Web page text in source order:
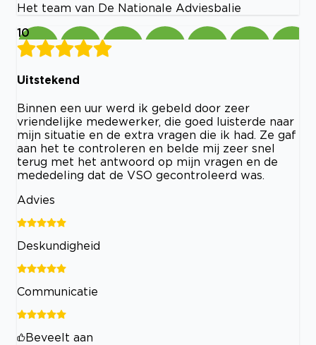
Het team van De Nationale Adviesbalie
10
Uitstekend
Binnen een uur werd ik gebeld door zeer
vriendelijke medewerker, die goed luisterde naar
mijn situatie en de extra vragen die ik had. Ze gaf
aan het te controleren en belde mij zeer snel
terug met het antwoord op mijn vragen en de
mededeling dat de VSO gecontroleerd was.
Advies
Deskundigheid
Communicatie
Beveelt aan